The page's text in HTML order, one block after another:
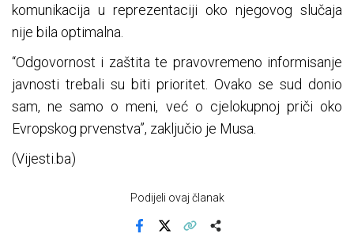
komunikacija u reprezentaciji oko njegovog slučaja
nije bila optimalna.
“Odgovornost i zaštita te pravovremeno informisanje
javnosti trebali su biti prioritet. Ovako se sud donio
sam, ne samo o meni, već o cjelokupnoj priči oko
Evropskog prvenstva”, zaključio je Musa.
(Vijesti.ba)
Podijeli ovaj članak